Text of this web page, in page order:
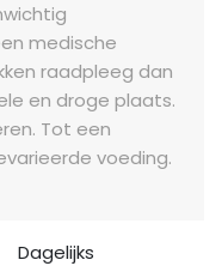
medische
raadpleeg dan
en droge plaats.
Tot een
voeding.
Dagelijks